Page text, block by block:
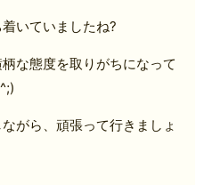
いていましたね?
な態度を取りがちになって
がら、頑張って行きましょ